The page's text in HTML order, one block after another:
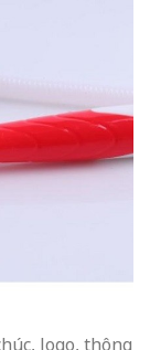
logo, thông